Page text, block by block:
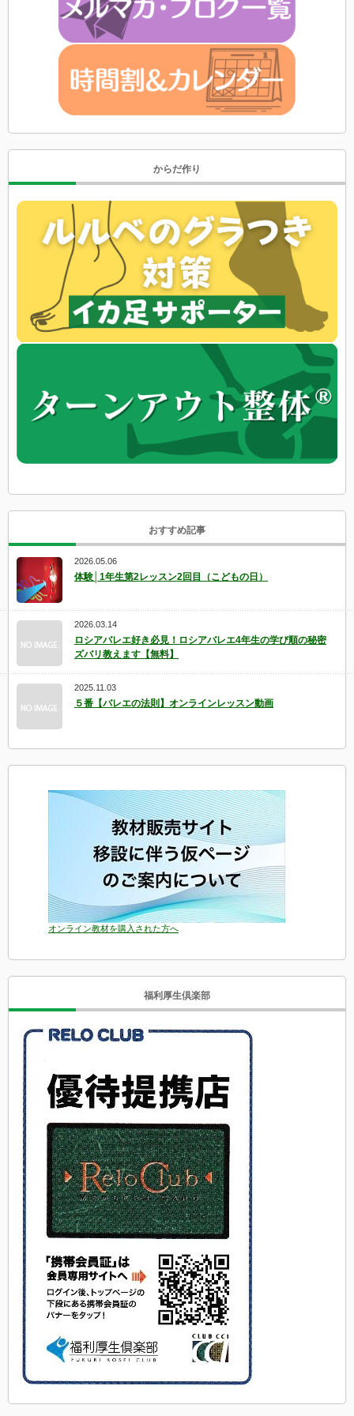
からだ作り
おすすめ記事
2026.05.06
体験│1年生第2レッスン2回目（こどもの日）
2026.03.14
ロシアバレエ好き必見！ロシアバレエ4年生の学び順の秘密
ズバリ教えます【無料】
2025.11.03
５番【バレエの法則】オンラインレッスン動画
オンライン教材を購入された方へ
福利厚生倶楽部